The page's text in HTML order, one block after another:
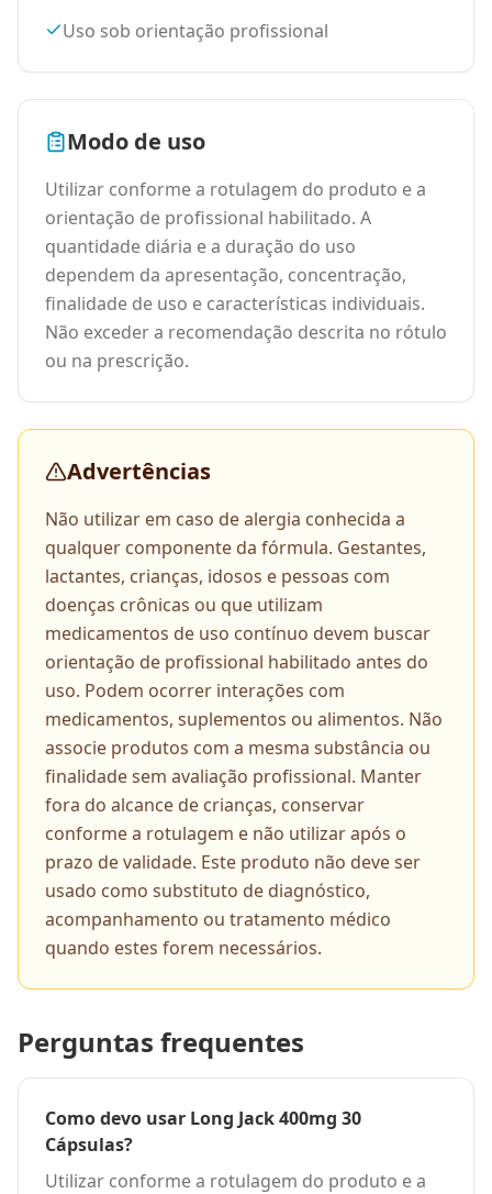
Uso sob orientação profissional
Modo de uso
Utilizar conforme a rotulagem do produto e a
orientação de profissional habilitado. A
quantidade diária e a duração do uso
dependem da apresentação, concentração,
finalidade de uso e características individuais.
Não exceder a recomendação descrita no rótulo
ou na prescrição.
Advertências
Não utilizar em caso de alergia conhecida a
qualquer componente da fórmula. Gestantes,
lactantes, crianças, idosos e pessoas com
doenças crônicas ou que utilizam
medicamentos de uso contínuo devem buscar
orientação de profissional habilitado antes do
uso. Podem ocorrer interações com
medicamentos, suplementos ou alimentos. Não
associe produtos com a mesma substância ou
finalidade sem avaliação profissional. Manter
fora do alcance de crianças, conservar
conforme a rotulagem e não utilizar após o
prazo de validade. Este produto não deve ser
usado como substituto de diagnóstico,
acompanhamento ou tratamento médico
quando estes forem necessários.
Perguntas frequentes
Como devo usar Long Jack 400mg 30
Cápsulas?
Utilizar conforme a rotulagem do produto e a